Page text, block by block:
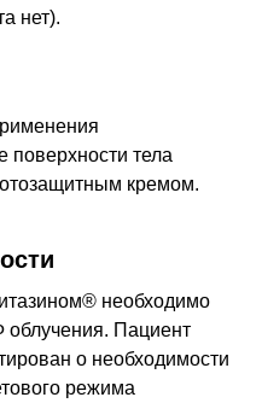
нет).
поверхности тела
кремом.
необходимо
облучения. Пациент
о необходимости
режима